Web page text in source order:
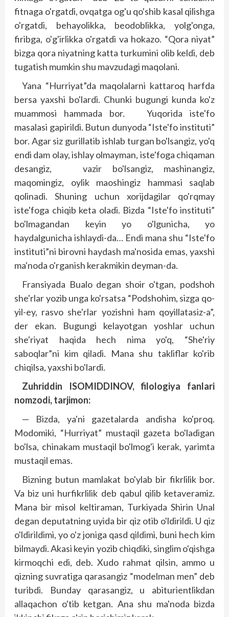
fitnaga o'rgatdi, ovqatga og'u qo'shib kasal qilishga
o'rgatdi, behayolikka, beodoblikka, yolg'onga,
firibga, o'g'irlikka o'rgatdi va hokazo. “Qora niyat”
bizga qora niyatning katta turkumini olib keldi, deb
tugatish mumkin shu mavzudagi maqolani.
Yana “Hurriyat”da maqolalarni kattaroq harfda
bersa yaxshi bo'lardi. Chunki bugungi kunda ko'z
muammosi hammada bor. Yuqorida iste'fo
masalasi gapirildi. Butun dunyoda “Iste'fo instituti”
bor. Agar siz gurillatib ishlab turgan bo'lsangiz, yo'q
endi dam olay, ishlay olmayman, iste'foga chiqaman
desangiz, vazir bo'lsangiz, mashinangiz,
maqomingiz, oylik maoshingiz hammasi saqlab
qolinadi. Shuning uchun xorijdagilar qo'rqmay
iste'foga chiqib keta oladi. Bizda “Iste'fo instituti”
bo'lmagandan keyin yo o'lgunicha, yo
haydalgunicha ishlaydi-da… Endi mana shu “Iste'fo
instituti”ni birovni haydash ma'nosida emas, yaxshi
ma'noda o'rganish kerakmikin deyman-da.
Fransiyada Bualo degan shoir o'tgan, podshoh
she'rlar yozib unga ko'rsatsa “Podshohim, sizga qo­
yil-ey, rasvo she'rlar yozishni ham qoyillatasiz-a”,
der ekan. Bugungi kelayotgan yoshlar uchun
she'riyat haqida hech nima yo'q, “She'riy
saboqlar”ni kim qiladi. Mana shu takliflar ko'rib
chiqilsa, yaxshi bo'lardi.
Zuhriddin ISOMIDDINOV, filologiya fanlari
nomzodi, tarjimon:
— Bizda, ya'ni gazetalarda andisha ko'proq.
Modomiki, “Hurriyat” mustaqil gazeta bo'ladigan
bo'lsa, chinakam mustaqil bo'lmog'i kerak, yarimta
mustaqil emas.
Bizning butun mamlakat bo'ylab bir fikrlilik bor.
Va biz uni hurfikrlilik deb qabul qilib ketaveramiz.
Mana bir misol keltiraman, Turkiyada Shirin Unal
degan deputatning uyida bir qiz otib o'ldirildi. U qiz
o'ldirildimi, yo o'z joniga qasd qildimi, buni hech kim
bilmaydi. Akasi keyin yozib chiqdiki, singlim o'qishga
kirmoqchi edi, deb. Xudo rahmat qilsin, ammo u
qizning suvratiga qarasangiz “modelman men” deb
turibdi. Bunday qarasangiz, u abiturientlikdan
allaqachon o'tib ketgan. Ana shu ma'noda bizda